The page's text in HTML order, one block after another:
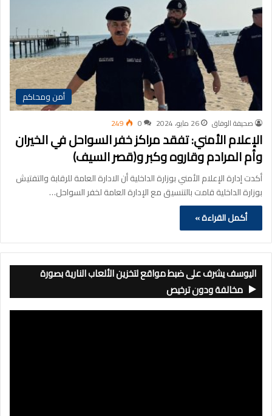
أمن ومحاكم
صحيفة الوفاق 26 مايو، 2024 0
249
الإعلام الأمني: تفقد مراكز خفر السواحل في الخيران
وأم المرادم وقاروه وكبر و(قصر السيف)
أكدت إدارة الإعلام الأمني بوزارة الداخلية أن الادارة العامة للرقابة والتفتيش
بوزارة الداخلية قامت بالتنسيق مع الإدارة العامة لخفر السواحل…
أكمل القراءة »
اليوسف يشرف على ضبط مواقع لتخزين الألعاب النارية بصورة
مخالفة ودون ترخيص